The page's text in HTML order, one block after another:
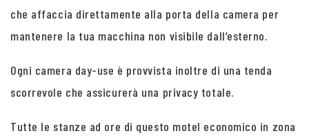
che affaccia direttamente alla porta della camera per
mantenere la tua macchina non visibile dall’esterno.
Ogni camera day-use è provvista inoltre di una tenda
scorrevole che assicurerà una privacy totale.
Tutte le stanze ad ore di questo motel economico in zona